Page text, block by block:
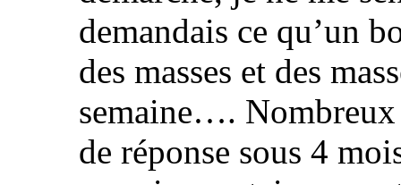
demandais ce qu’un
des masses et des
semaine….
de réponse sous 4